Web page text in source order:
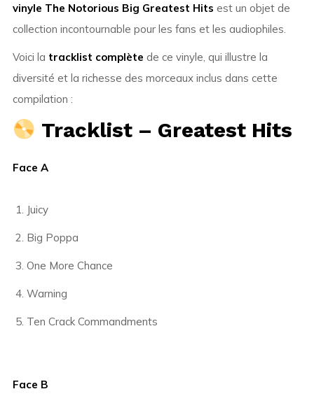
vinyle The Notorious Big Greatest Hits est un objet de
collection incontournable pour les fans et les audiophiles.
Voici la tracklist complète de ce vinyle, qui illustre la
diversité et la richesse des morceaux inclus dans cette
compilation :
Tracklist – Greatest Hits
Face A
Juicy
Big Poppa
One More Chance
Warning
Ten Crack Commandments
Face B